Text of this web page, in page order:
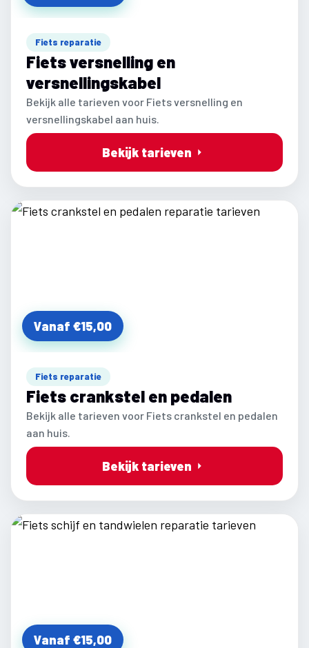
Fiets reparatie
Fiets versnelling en
versnellingskabel
Bekijk alle tarieven voor Fiets versnelling en
versnellingskabel aan huis.
Bekijk tarieven
Vanaf €15,00
Fiets reparatie
Fiets crankstel en pedalen
Bekijk alle tarieven voor Fiets crankstel en pedalen
aan huis.
Bekijk tarieven
Vanaf €15,00